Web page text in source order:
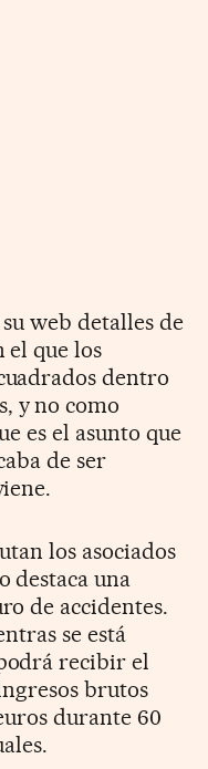
web detalles de
el que los
dentro
y no como
es el asunto que
de ser
los asociados
destaca una
de accidentes.
se está
recibir el
brutos
durante 60